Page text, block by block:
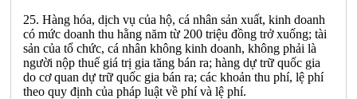
25. Hàng hóa, dịch vụ của hộ, cá nhân sản xuất, kinh doanh
có mức doanh thu hằng năm từ 200 triệu đồng trở xuống; tài
sản của tổ chức, cá nhân không kinh doanh, không phải là
người nộp thuế giá trị gia tăng bán ra; hàng dự trữ quốc gia
do cơ quan dự trữ quốc gia bán ra; các khoản thu phí, lệ phí
theo quy định của pháp luật về phí và lệ phí.